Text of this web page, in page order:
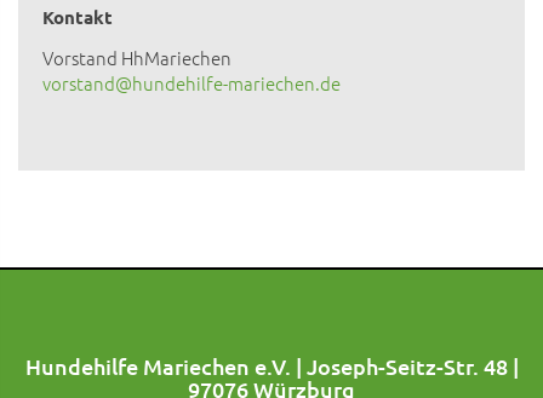
Kontakt
Vorstand HhMariechen
vorstand@hundehilfe-mariechen.de
Hundehilfe Mariechen e.V. | Joseph-Seitz-Str. 48 |
97076 Würzburg